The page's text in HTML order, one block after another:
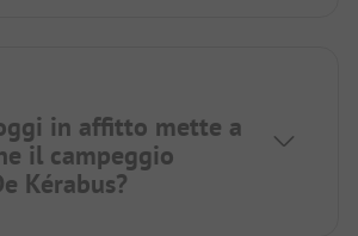
in affitto mette a
il campeggio
Kérabus?